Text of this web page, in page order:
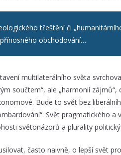
třeštění či
obchodování…
multilaterálního světa
součtem“, ale „harmonií zájmů“,
Bude to svět bez
Svět pragmatického a
světonázorů a plurality
často naivně, o lepší svět